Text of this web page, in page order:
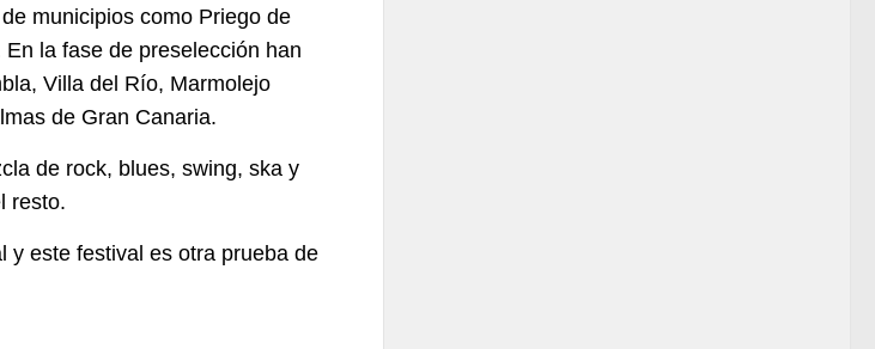
municipios como Priego de
En la fase de preselección han
Villa del Río, Marmolejo
de Gran Canaria.
de rock, blues, swing, ska y
resto.
y este festival es otra prueba de